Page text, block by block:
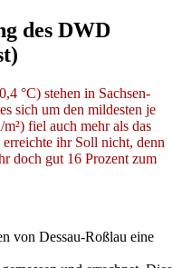
des DWD
°C) stehen in Sachsen-
sich um den mildesten je
fiel auch mehr als das
ihr Soll nicht, denn
doch gut 16 Prozent zum
von Dessau-Roßlau eine